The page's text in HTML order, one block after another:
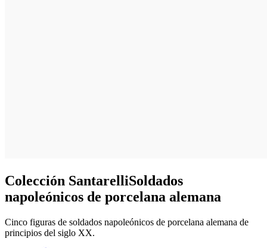
Colección SantarelliSoldados
napoleónicos de porcelana alemana
Cinco figuras de soldados napoleónicos de porcelana alemana de
principios del siglo XX.